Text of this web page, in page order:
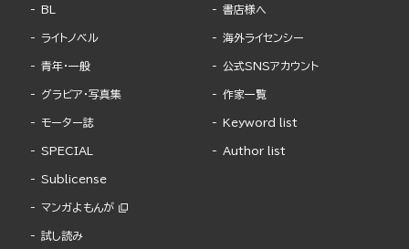
BL
ライトノベル
青年・一般
グラビア・写真集
モーター誌
SPECIAL
Sublicense
マンガよもんが
試し読み
書店様へ
海外ライセンシー
公式SNSアカウント
作家一覧
Keyword list
Author list